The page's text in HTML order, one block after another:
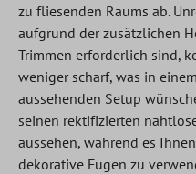
zu fliesenden Raums ab.
aufgrund der zusätzlichen
Trimmen erforderlich sind,
weniger scharf, was in
aussehenden Setup
seinen rektifizierten
aussehen, während es
dekorative Fugen zu